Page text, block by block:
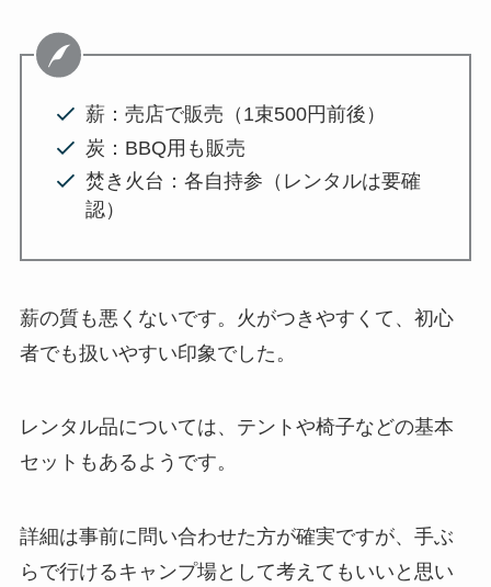
薪：売店で販売（1束500円前後）
炭：BBQ用も販売
焚き火台：各自持参（レンタルは要確
認）
薪の質も悪くないです。火がつきやすくて、初心
者でも扱いやすい印象でした。
レンタル品については、テントや椅子などの基本
セットもあるようです。
詳細は事前に問い合わせた方が確実ですが、手ぶ
らで行けるキャンプ場として考えてもいいと思い